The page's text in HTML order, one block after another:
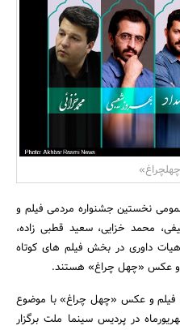
بانک، بیمه و سرمایه
مسکن و ساختمان
نخستین جشنواره مردمی فیلم و
محمد خزایی، سعید قطبی زاده،
داوری در بخش فیلم های کوتاه
و عکس «چهل چراغ» هستند.
فیلم و عکس «چهل چراغ» با موضوع
امام حسین (ع) در تاریخ 21 شهریورماه در پردیس سینما ملت برگزار